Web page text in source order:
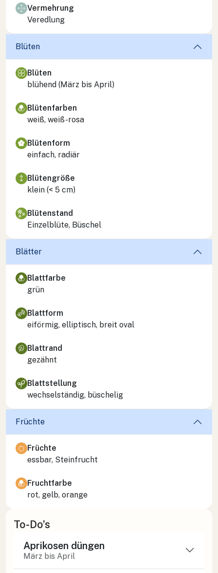
Vermehrung
Veredlung
Blüten
Blüten
blühend (März bis April)
Blütenfarben
weiß, weiß-rosa
Blütenform
einfach, radiär
Blütengröße
klein (< 5 cm)
Blütenstand
Einzelblüte, Büschel
Blätter
Blattfarbe
grün
Blattform
eiförmig, elliptisch, breit oval
Blattrand
gezähnt
Blattstellung
wechselständig, büschelig
Früchte
Früchte
essbar, Steinfrucht
Fruchtfarbe
rot, gelb, orange
To-Do’s
Aprikosen düngen
März bis April